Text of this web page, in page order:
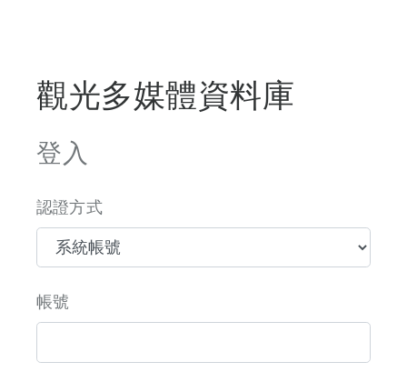
觀光多媒體資料庫
登入
認證方式
帳號